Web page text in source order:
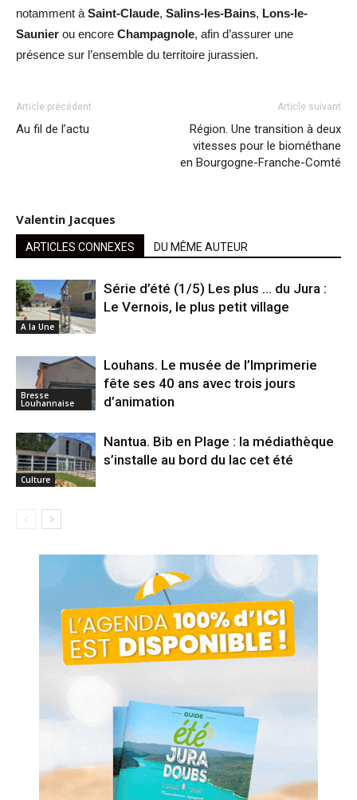
notamment à Saint-Claude, Salins-les-Bains, Lons-le-
Saunier ou encore Champagnole, afin d’assurer une
présence sur l’ensemble du territoire jurassien.
Article précédent
Au fil de l’actu
Article suivant
Région. Une transition à deux
vitesses pour le biométhane
en Bourgogne-Franche-Comté
Valentin Jacques
ARTICLES CONNEXES DU MÊME AUTEUR
A la Une
Série d’été (1/5) Les plus … du Jura :
Le Vernois, le plus petit village
Bresse
Louhannaise
Louhans. Le musée de l’Imprimerie
fête ses 40 ans avec trois jours
d’animation
Culture
Nantua. Bib en Plage : la médiathèque
s’installe au bord du lac cet été